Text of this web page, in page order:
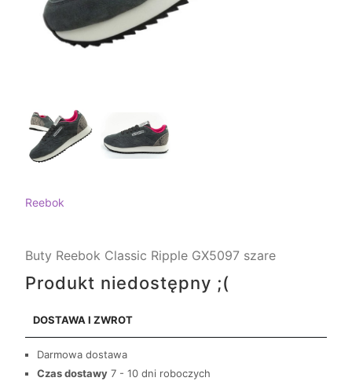
Reebok
Buty Reebok Classic Ripple GX5097 szare
Produkt niedostępny ;(
DOSTAWA I ZWROT
Darmowa dostawa
Czas dostawy 7 - 10 dni roboczych